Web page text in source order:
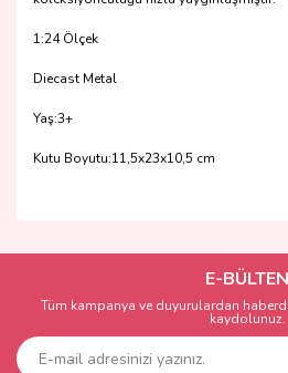
1:24 Ölçek
Diecast Metal
Yaş:3+
Kutu Boyutu:11,5x23x10,5 cm
Yorum Yaz
kullanarak tarafımıza iletebilirsiniz.
Görüş ve önerileriniz için teşekkür
Ürün açıklamasında eksik bilgiler
E-BÜLTEN
Tüm kampanya ve duyurulardan
kaydolunuz.